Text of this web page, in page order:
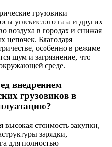
грузовики
углекислого газа и других
воздуха в городах и снижая
цепочек. Благодаря
особенно в режиме
шум и загрязнение, что
среде.
внедрением
грузовиков в
стоимость закупки,
зарядки,
для полностью